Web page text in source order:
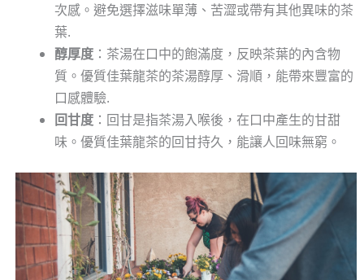
次感。避免選擇滋味單薄、苦澀或帶有其他異味的茶
葉.
醇厚度：茶湯在口中的飽滿度，反映茶葉的內含物
質。優質佳葉龍茶的茶湯醇厚、滑順，能帶來豐富的
口感體驗.
回甘度：回甘是指茶湯入喉後，在口中產生的甘甜
味。優質佳葉龍茶的回甘持久，能讓人回味無窮。